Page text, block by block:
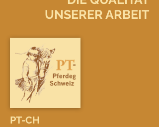
UNSERER ARBEIT
PT-CH